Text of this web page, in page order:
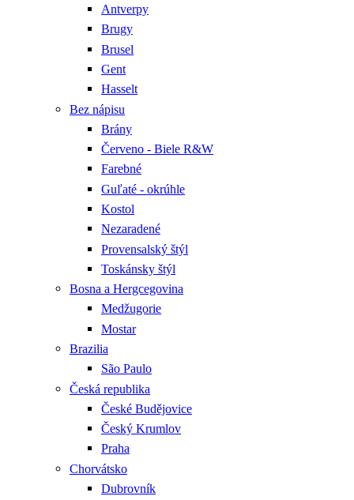
Antverpy
Brugy
Brusel
Gent
Hasselt
Bez nápisu
Brány
Červeno - Biele R&W
Farebné
Guľaté - okrúhle
Kostol
Nezaradené
Provensalský štýl
Toskánsky štýl
Bosna a Hergcegovina
Medžugorie
Mostar
Brazilia
São Paulo
Česká republika
České Budějovice
Český Krumlov
Praha
Chorvátsko
Dubrovník